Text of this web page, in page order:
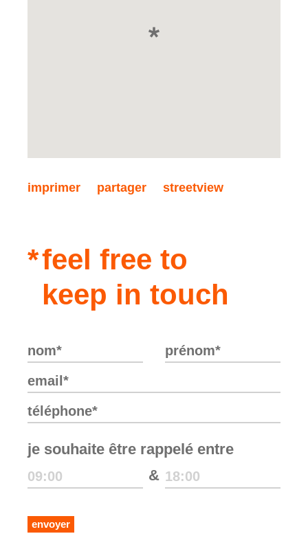
imprimer partager streetview
feel free to
keep in touch
je souhaite être rappelé entre
&
envoyer